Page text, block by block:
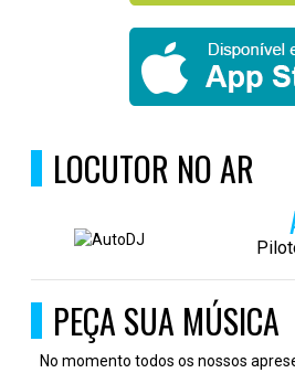
LOCUTOR NO AR
PEÇA SUA MÚSICA
No momento todos os nossos